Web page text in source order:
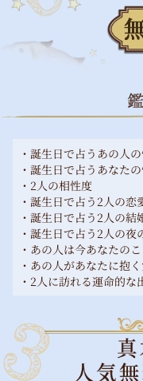
・誕生日で占うあの人
・誕生日で占うあなた
・2人の相性度
・誕生日で占う2人の恋
・誕生日で占う2人の結
・誕生日で占う2人の夜
・あの人は今あなたの
・あの人があなたに抱
・2人に訪れる運命的な